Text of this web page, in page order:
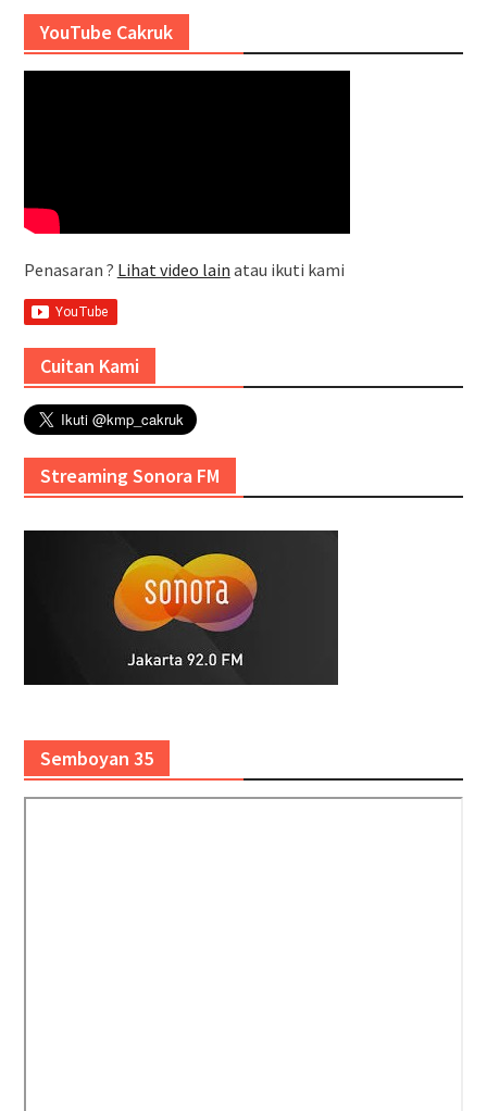
YouTube Cakruk
Penasaran ? Lihat video lain atau ikuti kami
Cuitan Kami
Streaming Sonora FM
Semboyan 35